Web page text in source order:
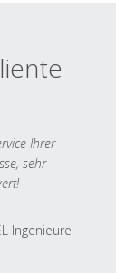
Ihrer
sehr
Ingenieure